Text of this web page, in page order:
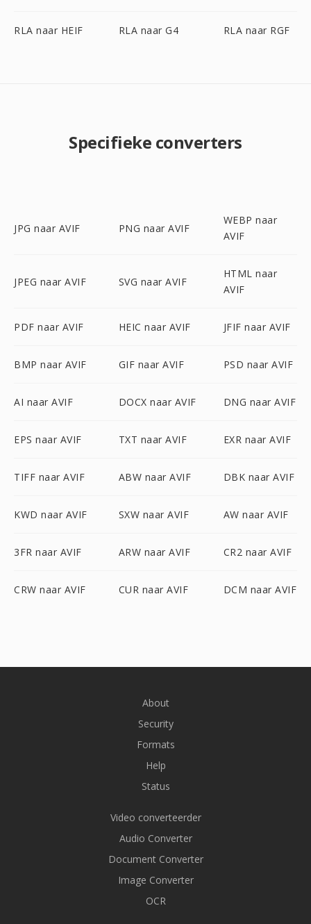
RLA naar HEIF RLA naar G4 RLA naar RGF
Specifieke converters
JPG naar AVIF PNG naar AVIF
WEBP naar
AVIF
JPEG naar AVIF SVG naar AVIF
HTML naar
AVIF
PDF naar AVIF HEIC naar AVIF JFIF naar AVIF
BMP naar AVIF GIF naar AVIF PSD naar AVIF
AI naar AVIF DOCX naar AVIF DNG naar AVIF
EPS naar AVIF TXT naar AVIF EXR naar AVIF
TIFF naar AVIF ABW naar AVIF DBK naar AVIF
KWD naar AVIF SXW naar AVIF AW naar AVIF
3FR naar AVIF ARW naar AVIF CR2 naar AVIF
CRW naar AVIF CUR naar AVIF DCM naar AVIF
About
Security
Formats
Help
Status
Video converteerder
Audio Converter
Document Converter
Image Converter
OCR